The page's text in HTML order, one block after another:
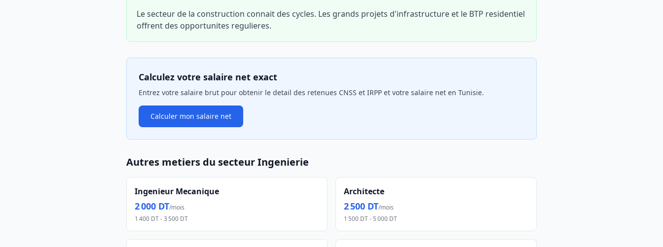
Le secteur de la construction connait des cycles. Les grands projets d'infrastructure et le BTP residentiel
offrent des opportunites regulieres.
Calculez votre salaire net exact
Entrez votre salaire brut pour obtenir le detail des retenues CNSS et IRPP et votre salaire net en Tunisie.
Calculer mon salaire net
Autres metiers du secteurIngenierie
Ingenieur Mecanique
2 000 DT/mois
1 400 DT-3 500 DT
Architecte
2 500 DT/mois
1 500 DT- 5 000 DT